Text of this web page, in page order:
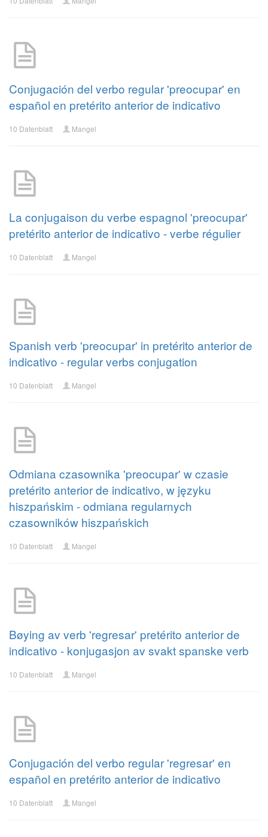
Conjugación del verbo regular 'preocupar' en
español en pretérito anterior de indicativo
10 Datenblatt Mangel
La conjugaison du verbe espagnol 'preocupar'
pretérito anterior de indicativo - verbe régulier
10 Datenblatt Mangel
Spanish verb 'preocupar' in pretérito anterior de
indicativo - regular verbs conjugation
10 Datenblatt Mangel
Odmiana czasownika 'preocupar' w czasie
pretérito anterior de indicativo, w języku
hiszpańskim - odmiana regularnych
czasowników hiszpańskich
10 Datenblatt Mangel
Bøying av verb 'regresar' pretérito anterior de
indicativo - konjugasjon av svakt spanske verb
10 Datenblatt Mangel
Conjugación del verbo regular 'regresar' en
español en pretérito anterior de indicativo
10 Datenblatt Mangel